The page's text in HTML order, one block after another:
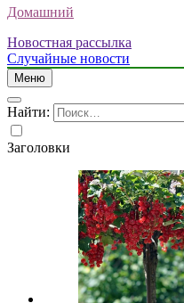
Домашний
Новостная рассылка
Случайные новости
Меню
Найти:
Заголовки